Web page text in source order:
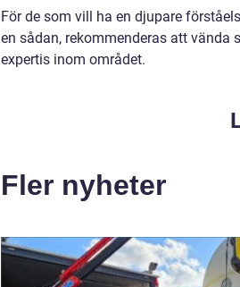
För de som vill ha en djupare
en sådan, rekommenderas att vända
expertis inom området.
Fler nyheter